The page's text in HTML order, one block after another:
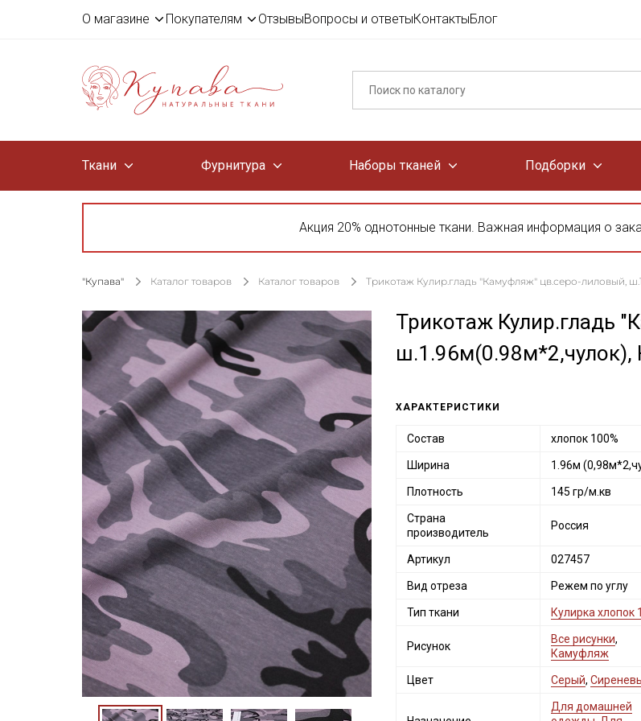
О магазине Покупателям ОтзывыВопросы и ответыКонтактыБлог
Ткани Фурнитура Наборы тканей Подборки
Акция 20% однотонные ткани. Важная информация о
"Купава" Каталог товаров Каталог товаров Трикотаж Кулир.гладь "Камуфляж" цв.серо-лиловый,
Трикотаж Кулир.гладь
ш.1.96м(0.98м*2,чулок),
ХАРАКТЕРИСТИКИ
Состав хлопок 100%
Ширина 1.96м
Плотность 145 гр/м.кв
Страна
производитель
Россия
Артикул 027457
Вид отреза Режем по углу
Тип ткани Кулирка хлопок
Рисунок
Все рисунки,
Камуфляж
Цвет Серый,
Для домашней